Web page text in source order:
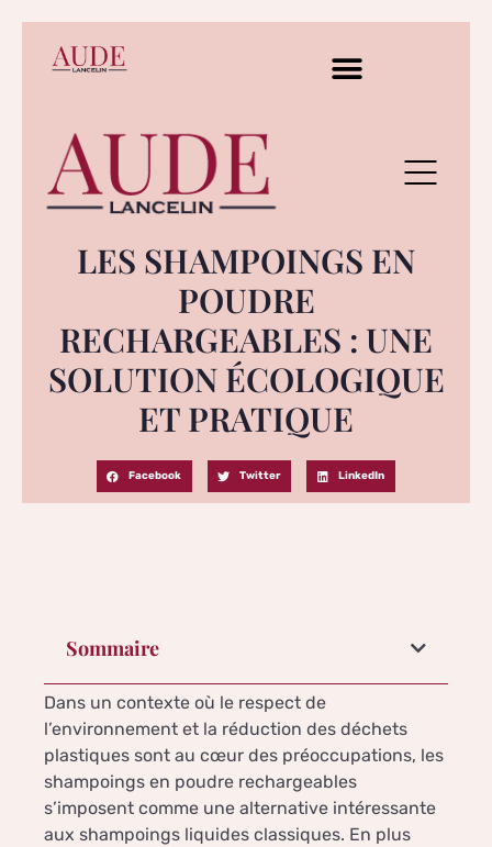
LES SHAMPOINGS EN
POUDRE
RECHARGEABLES : UNE
SOLUTION ÉCOLOGIQUE
ET PRATIQUE
Facebook Twitter LinkedIn
Sommaire
Dans un contexte où le respect de
l’environnement et la réduction des déchets
plastiques sont au cœur des préoccupations, les
shampoings en poudre rechargeables
s’imposent comme une alternative intéressante
aux shampoings liquides classiques. En plus